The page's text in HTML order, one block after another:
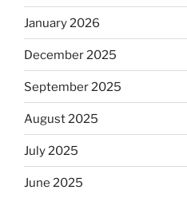
January 2026
December 2025
September 2025
August 2025
July 2025
June 2025